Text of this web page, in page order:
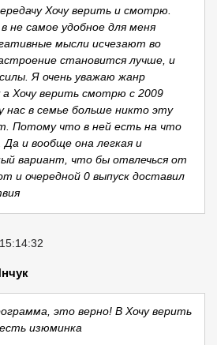
Хочу верить и смотрю.
не самое удобное для меня
мысли исчезают во
становится лучше, и
Я очень уважаю жанр
Хочу верить смотрю с 2009
нас в семье больше никто эту
Потому что в ней есть на что
и вообще она легкая и
вариант, что бы отвлечься от
и очередной 0 выпуск доставил
это верно! В Хочу верить
изюминка